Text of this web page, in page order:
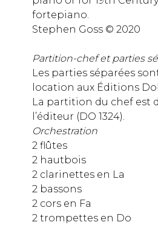
fortepiano.
Stephen Goss © 2020
Partition-chef et parties
Les parties séparées
location aux Éditions
La partition du chef est
l’éditeur (DO 1324).
Orchestration
2 flûtes
2 hautbois
2 clarinettes en La
2 bassons
2 cors en Fa
2 trompettes en Do